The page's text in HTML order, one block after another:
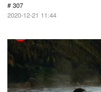
# 307
2020-12-21 11:44